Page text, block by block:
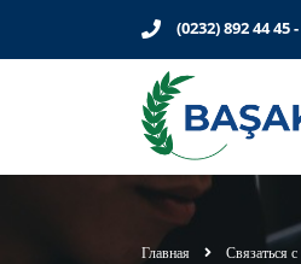
(0232) 892 44 45-
Главная Связаться с